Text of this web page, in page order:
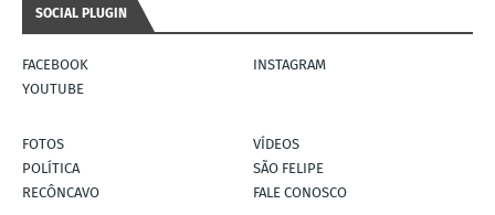
SOCIAL PLUGIN
FACEBOOK
INSTAGRAM
YOUTUBE
FOTOS
VÍDEOS
POLÍTICA
SÃO FELIPE
RECÔNCAVO
FALE CONOSCO